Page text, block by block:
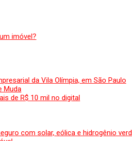
imóvel?
da Vila Olímpia, em São Paulo
Muda
de R$ 10 mil no digital
com solar, eólica e hidrogênio